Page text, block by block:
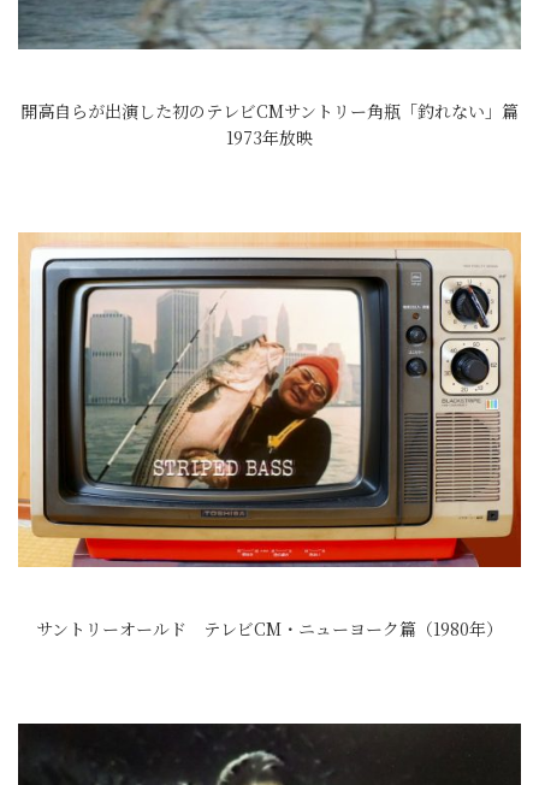
開高自らが出演した初のテレビCMサントリー角瓶「釣れない」篇
1973年放映
サントリーオールド テレビCM・ニューヨーク篇（1980年）